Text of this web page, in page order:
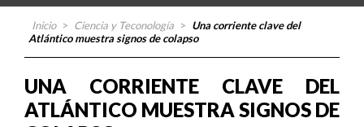
Inicio > Ciencia y Teconología > Una corriente clave del
Atlántico muestra signos de colapso
UNA CORRIENTE CLAVE DEL
ATLÁNTICO MUESTRA SIGNOS DE